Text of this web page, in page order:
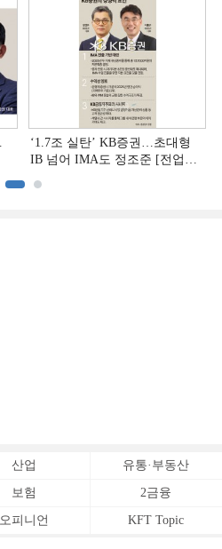
‘1.7조 실탄’ KB증권…초대형
IB 넘어 IMA도 정조준 [전업계
산업 유통·부동산
보험 2금융
오피니언 KFT Topic